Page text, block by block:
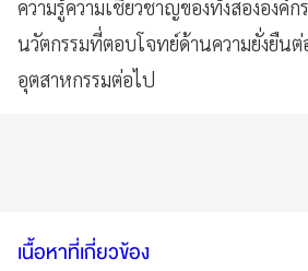
ความรู้ความเชี่ยวชาญของทั้งสององค์ก
นวัตกรรมที่ตอบโจทย์ด้านความยั่งยืนต่
อุตสาหกรรมต่อไป
เนื้อหาที่เกี่ยวข้อง